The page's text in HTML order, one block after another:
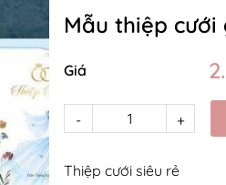
Mẫu thiệp cưới
Giá
- +
Thiệp cưới siêu rẻ